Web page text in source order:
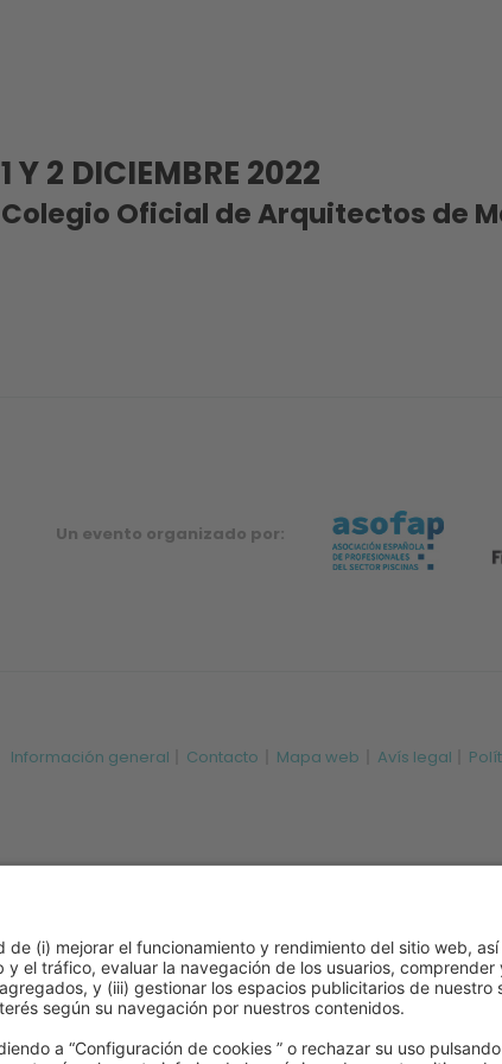
1 Y 2 DICIEMBRE 2022
Colegio Oficial de Arquitectos de
Un evento organizado por:
Información general Contacto Mapa web Avís legal